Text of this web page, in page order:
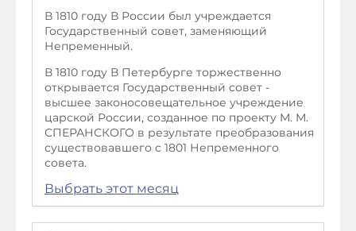
В 1810 году В России был учреждается
Государственный совет, заменяющий
Непременный.
В 1810 году В Петербурге торжественно
открывается Государственный совет -
высшее законосовещательное учреждение
царской России, созданное по проекту М. М.
СПЕРАНСКОГО в результате преобразования
существовавшего с 1801 Непременного
совета.
Выбрать этот месяц